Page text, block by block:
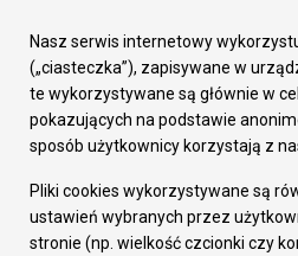
Załatw sprawę
Prezydent Miasta
Rada Miasta
Wydziały
Elektroniczna Skrzynka Podawcza
Gospodarka
Fundusze europejskie
Środki krajowe
Nasz serwis internetowy
(„ciasteczka”), zapisywane w
te wykorzystywane są głównie w
pokazujących na podstawie
sposób użytkownicy korzystają z
Pliki cookies wykorzystywane są
ustawień wybranych przez
stronie (np. wielkość czcionki czy